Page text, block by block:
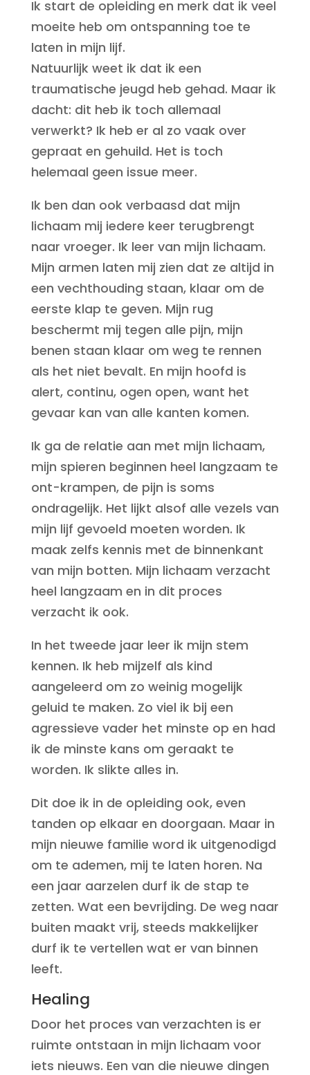
Ik start de opleiding en merk dat ik veel
moeite heb om ontspanning toe te
laten in mijn lijf.
Natuurlijk weet ik dat ik een
traumatische jeugd heb gehad. Maar ik
dacht: dit heb ik toch allemaal
verwerkt? Ik heb er al zo vaak over
gepraat en gehuild. Het is toch
helemaal geen issue meer.
Ik ben dan ook verbaasd dat mijn
lichaam mij iedere keer terugbrengt
naar vroeger. Ik leer van mijn lichaam.
Mijn armen laten mij zien dat ze altijd in
een vechthouding staan, klaar om de
eerste klap te geven. Mijn rug
beschermt mij tegen alle pijn, mijn
benen staan klaar om weg te rennen
als het niet bevalt. En mijn hoofd is
alert, continu, ogen open, want het
gevaar kan van alle kanten komen.
Ik ga de relatie aan met mijn lichaam,
mijn spieren beginnen heel langzaam te
ont-krampen, de pijn is soms
ondragelijk. Het lijkt alsof alle vezels van
mijn lijf gevoeld moeten worden. Ik
maak zelfs kennis met de binnenkant
van mijn botten. Mijn lichaam verzacht
heel langzaam en in dit proces
verzacht ik ook.
In het tweede jaar leer ik mijn stem
kennen. Ik heb mijzelf als kind
aangeleerd om zo weinig mogelijk
geluid te maken. Zo viel ik bij een
agressieve vader het minste op en had
ik de minste kans om geraakt te
worden. Ik slikte alles in.
Dit doe ik in de opleiding ook, even
tanden op elkaar en doorgaan. Maar in
mijn nieuwe familie word ik uitgenodigd
om te ademen, mij te laten horen. Na
een jaar aarzelen durf ik de stap te
zetten. Wat een bevrijding. De weg naar
buiten maakt vrij, steeds makkelijker
durf ik te vertellen wat er van binnen
leeft.
Healing
Door het proces van verzachten is er
ruimte ontstaan in mijn lichaam voor
iets nieuws. Een van die nieuwe dingen